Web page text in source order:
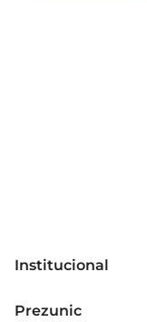
sua frescura,
Institucional
Prezunic